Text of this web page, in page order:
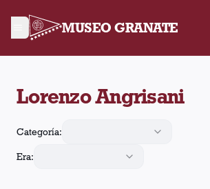
MUSEO GRANATE
Lorenzo Angrisani
Categoría:
Era: